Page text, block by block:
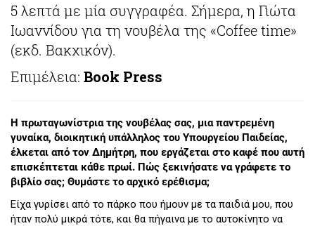
5 λεπτά με μία συγγραφέα. Σήμερα, η Γιώτα
Ιωαννίδου για τη νουβέλα της «Coffee time»
(εκδ. Βακχικόν).
Επιμέλεια: Book Press
Η πρωταγωνίστρια της νουβέλας σας, μια παντρεμένη
γυναίκα, διοικητική υπάλληλος του Υπουργείου Παιδείας,
έλκεται από τον Δημήτρη, που εργάζεται στο καφέ που αυτή
επισκέπτεται κάθε πρωί. Πώς ξεκινήσατε να γράφετε το
βιβλίο σας; Θυμάστε το αρχικό ερέθισμα;
Είχα γυρίσει από το πάρκο που ήμουν με τα παιδιά μου, που
ήταν πολύ μικρά τότε, και θα πήγαινα με το αυτοκίνητο να